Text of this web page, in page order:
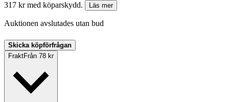
317 kr med köparskydd.
Läs mer
Auktionen avslutades utan bud
Skicka köpförfrågan
FraktFrån 78 kr